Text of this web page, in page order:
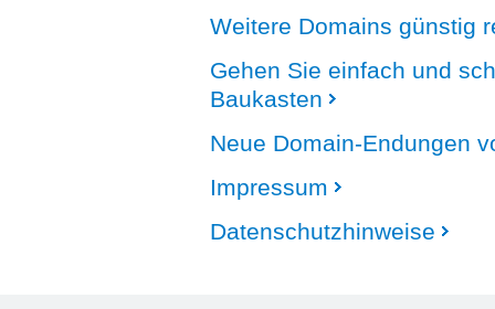
Weitere Domains günstig
Gehen Sie einfach und
Baukasten
Neue Domain-Endungen
Impressum
Datenschutzhinweise